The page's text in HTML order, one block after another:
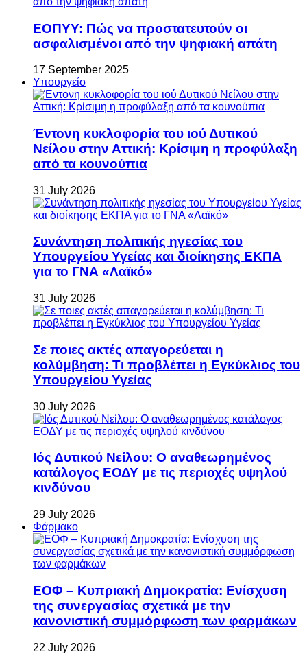
ΕΟΠΥΥ: Πώς να προστατευτούν οι
ασφαλισμένοι από την ψηφιακή απάτη
17 September 2025
Υπουργείο
Έντονη κυκλοφορία του ιού Δυτικού
Νείλου στην Αττική: Κρίσιμη η προφύλαξη
από τα κουνούπια
31 July 2026
Συνάντηση πολιτικής ηγεσίας του
Υπουργείου Υγείας και διοίκησης ΕΚΠΑ
για το ΓΝΑ «Λαϊκό»
31 July 2026
Σε ποιες ακτές απαγορεύεται η
κολύμβηση: Τι προβλέπει η Εγκύκλιος του
Υπουργείου Υγείας
30 July 2026
Ιός Δυτικού Νείλου: Ο αναθεωρημένος
κατάλογος ΕΟΔΥ με τις περιοχές υψηλού
κινδύνου
29 July 2026
Φάρμακο
ΕΟΦ – Κυπριακή Δημοκρατία: Ενίσχυση
της συνεργασίας σχετικά με την
κανονιστική συμμόρφωση των φαρμάκων
22 July 2026